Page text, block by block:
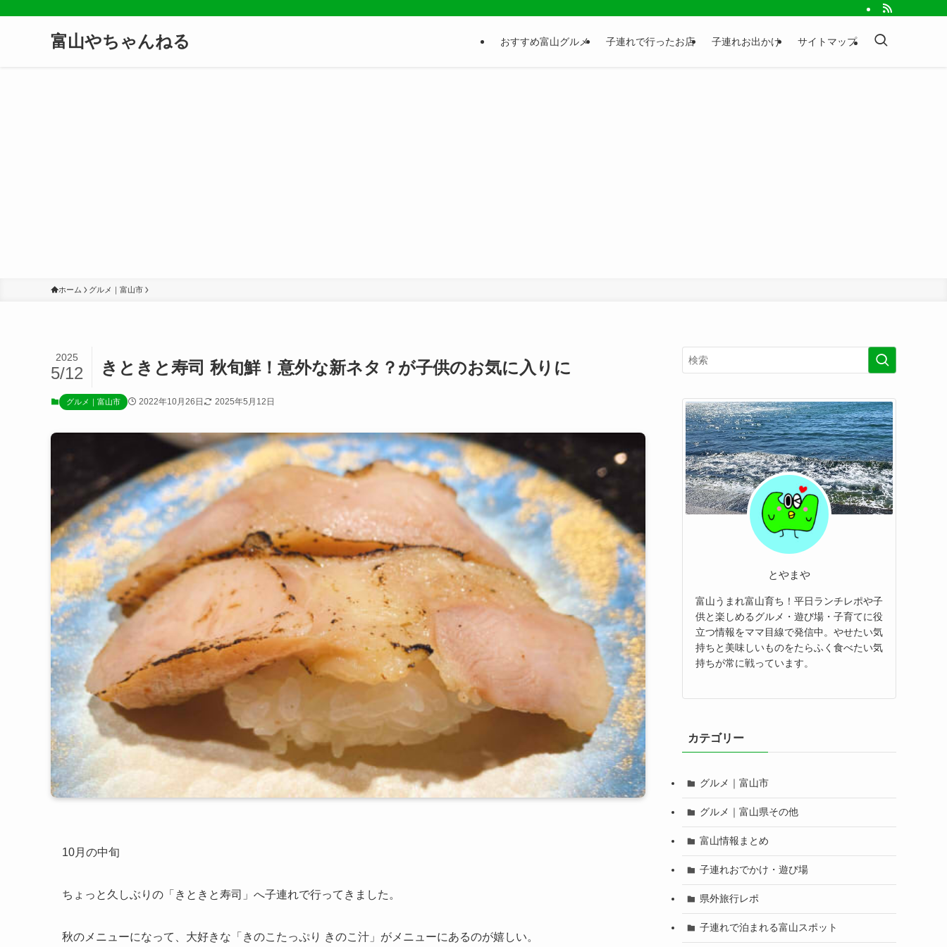
富山やちゃんねる おすすめ富山グルメ 子連れで行ったお店 子連れお出かけ サイトマップ
ホーム グルメ｜富山市
きときと寿司 秋旬鮮！意外な新ネタ？が子供のお気に入りに
2025
5/12
グルメ｜富山市 2022年10月26日 2025年5月12日
10月の中旬
ちょっと久しぶりの「きときと寿司」へ子連れで行ってきました。
秋のメニューになって、大好きな「きのこたっぷり きのこ汁」がメニューにあるのが嬉しい。
とやまや
富山うまれ富山育ち！平日ランチレポや子
供と楽しめるグルメ・遊び場・子育てに役
立つ情報をママ目線で発信中。やせたい気
持ちと美味しいものをたらふく食べたい気
持ちが常に戦っています。
カテゴリー
グルメ｜富山市
グルメ｜富山県その他
富山情報まとめ
子連れおでかけ・遊び場
県外旅行レポ
子連れで泊まれる富山スポット